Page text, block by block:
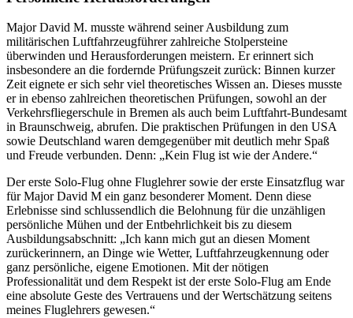
Major David M. musste während seiner Ausbildung zum
militärischen Luftfahrzeugführer zahlreiche Stolpersteine
überwinden und Herausforderungen meistern. Er erinnert sich
insbesondere an die fordernde Prüfungszeit zurück: Binnen kurzer
Zeit eignete er sich sehr viel theoretisches Wissen an. Dieses musste
er in ebenso zahlreichen theoretischen Prüfungen, sowohl an der
Verkehrsfliegerschule in Bremen als auch beim Luftfahrt-Bundesamt
in Braunschweig, abrufen. Die praktischen Prüfungen in den USA
sowie Deutschland waren demgegenüber mit deutlich mehr Spaß
und Freude verbunden. Denn: „Kein Flug ist wie der Andere.“
Der erste Solo-Flug ohne Fluglehrer sowie der erste Einsatzflug war
für Major David M ein ganz besonderer Moment. Denn diese
Erlebnisse sind schlussendlich die Belohnung für die unzähligen
persönliche Mühen und der Entbehrlichkeit bis zu diesem
Ausbildungsabschnitt: „Ich kann mich gut an diesen Moment
zurückerinnern, an Dinge wie Wetter, Luftfahrzeugkennung oder
ganz persönliche, eigene Emotionen. Mit der nötigen
Professionalität und dem Respekt ist der erste Solo-Flug am Ende
eine absolute Geste des Vertrauens und der Wertschätzung seitens
meines Fluglehrers gewesen.“